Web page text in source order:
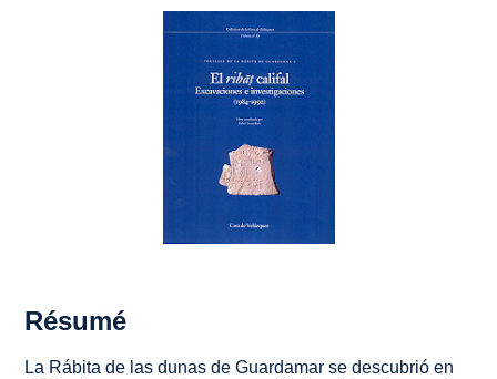
Résumé
La Rábita de las dunas de Guardamar se descubrió en